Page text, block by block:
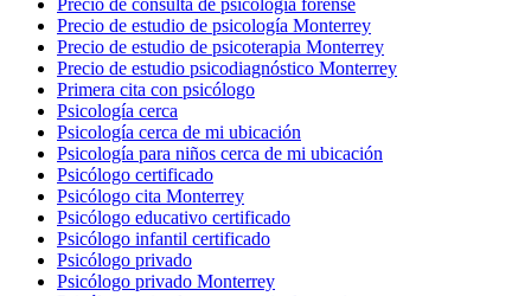
Precio de consulta de psicología forense
Precio de estudio de psicología Monterrey
Precio de estudio de psicoterapia Monterrey
Precio de estudio psicodiagnóstico Monterrey
Primera cita con psicólogo
Psicología cerca
Psicología cerca de mi ubicación
Psicología para niños cerca de mi ubicación
Psicólogo certificado
Psicólogo cita Monterrey
Psicólogo educativo certificado
Psicólogo infantil certificado
Psicólogo privado
Psicólogo privado Monterrey